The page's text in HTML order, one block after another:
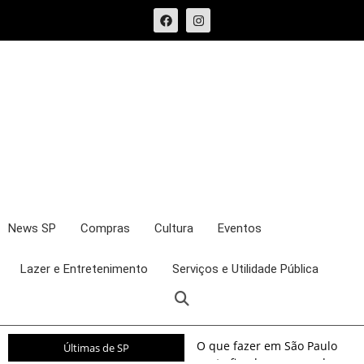
News SP Compras Cultura Eventos
Lazer e Entretenimento Serviços e Utilidade Pública
Últimas de SP
O que fazer em São Paulo